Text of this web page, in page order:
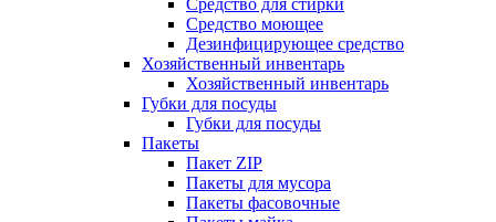
Средство для стирки
Средство моющее
Дезинфицирующее средство
Хозяйственный инвентарь
Хозяйственный инвентарь
Губки для посуды
Губки для посуды
Пакеты
Пакет ZIP
Пакеты для мусора
Пакеты фасовочные